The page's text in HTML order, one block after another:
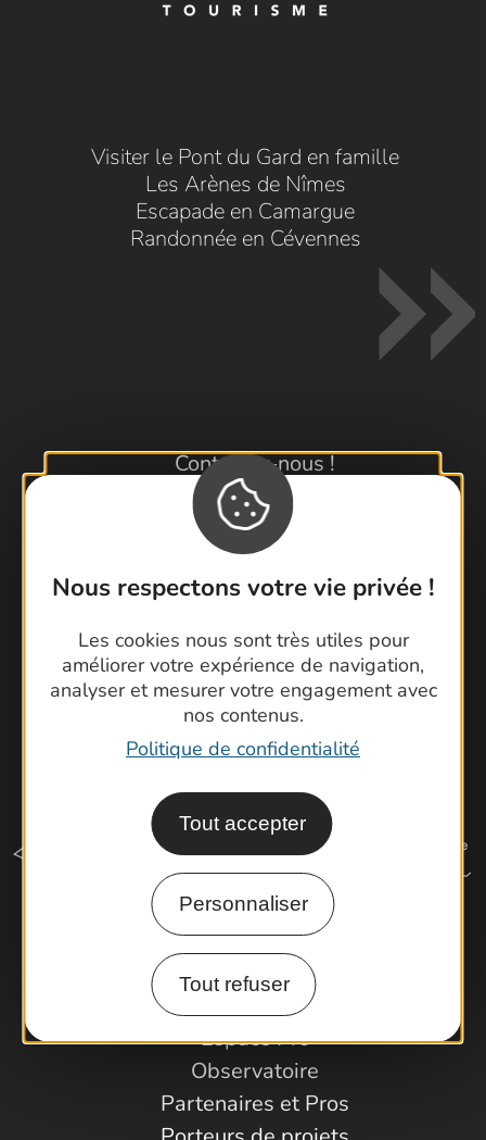
Nous respectons votre vie privée !
Les cookies nous sont très utiles pour
améliorer votre expérience de navigation,
analyser et mesurer votre engagement avec
nos contenus.
Politique de confidentialité
Tout accepter
Personnaliser
Tout refuser
Visiter le Pont du Gard en famille
Les Arènes de Nîmes
Escapade en Camargue
Randonnée en Cévennes
Contactez-nous !
Foire aux questions
Brochures
Cartoguides et Topoguides
Latitude Gard
Comment venir ?
Espace Pro
Observatoire
Partenaires et Pros